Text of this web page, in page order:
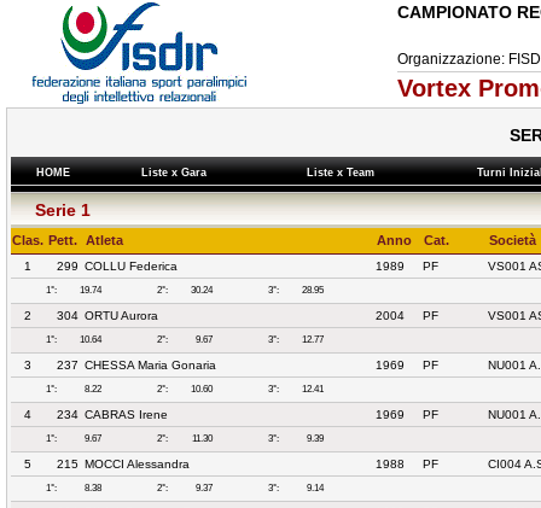
CAMPIONATO
Organizzazione:
Vortex
HOME Liste x Gara Liste x Team Turni
Serie 1
Clas. Pett. Atleta Anno Cat. Società
1 299 COLLU Federica 1989 PF VS001
1°: 19.74 2°: 30.24 3°: 28.95
2 304 ORTU Aurora 2004 PF VS001
1°: 10.64 2°: 9.67 3°: 12.77
3 237 CHESSA Maria Gonaria 1969 PF NU001
1°: 8.22 2°: 10.60 3°: 12.41
4 234 CABRAS Irene 1969 PF NU001
1°: 9.67 2°: 11.30 3°: 9.39
5 215 MOCCI Alessandra 1988 PF CI004
1°: 8.38 2°: 9.37 3°: 9.14